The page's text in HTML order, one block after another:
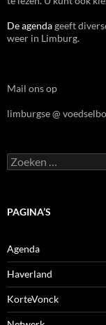
De agendageeft
weer in Limburg.
Mail ons op
limburgse @
Zoeken
naar:
PAGINA’S
Agenda
Haverland
KorteVonck